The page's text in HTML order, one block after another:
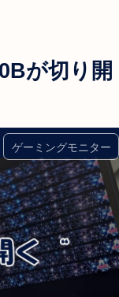
が切り開
ゲーミングモニター